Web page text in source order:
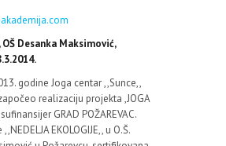
Desanka Maksimović,
godine Joga centar ,,Sunce,,
realizaciju projekta ,JOGA
sufinansijer GRAD POŽAREVAC.
EKOLOGIJE,, u O.Š.